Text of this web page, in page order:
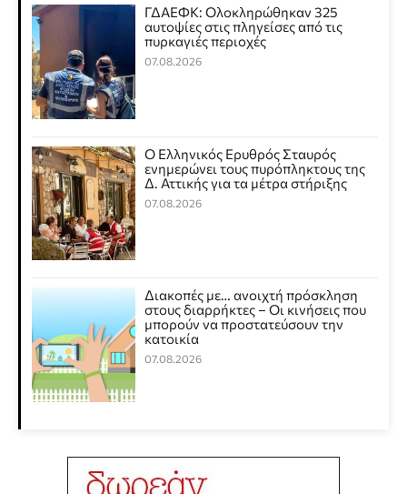
ΓΔΑΕΦΚ: Ολοκληρώθηκαν 325
αυτοψίες στις πληγείσες από τις
πυρκαγιές περιοχές
07.08.2026
Ο Ελληνικός Ερυθρός Σταυρός
ενημερώνει τους πυρόπληκτους της
Δ. Αττικής για τα μέτρα στήριξης
07.08.2026
Διακοπές με… ανοιχτή πρόσκληση
στους διαρρήκτες – Οι κινήσεις που
μπορούν να προστατεύσουν την
κατοικία
07.08.2026